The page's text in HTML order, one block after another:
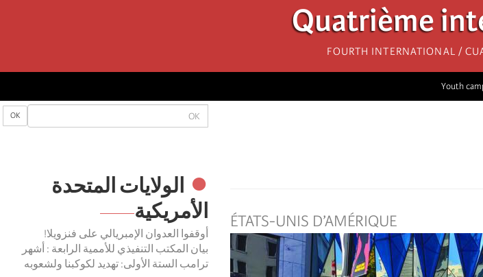
Quatrième
Fourth International /
Youth
OK
OK
الولایات المتحدة
الأمریكیة
أوقفوا العدوان الإمبريالي على فنزويلا!
بيان المكتب التنفيذي للأممية الرابعة : أشهر
ترامب الستة الأولى: تهديد لكوكبنا ولشعوبه
ÉTATS-UNIS D’AMÉRIQUE